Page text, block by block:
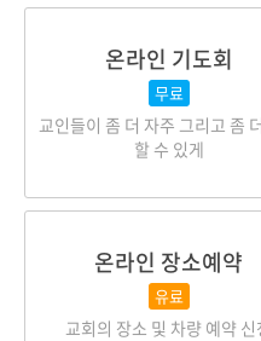
온라인 기도회
무료
교인들이 좀 더 자주 그리고 좀
할 수 있게
온라인 장소예약
유료
교회의 장소 및 차량 예약 신